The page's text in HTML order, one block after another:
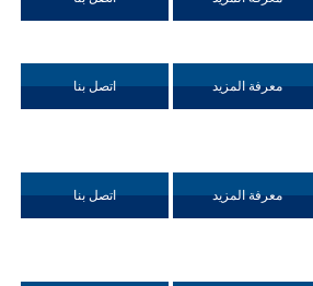
معرفة المزيد اتصل بنا
معرفة المزيد اتصل بنا